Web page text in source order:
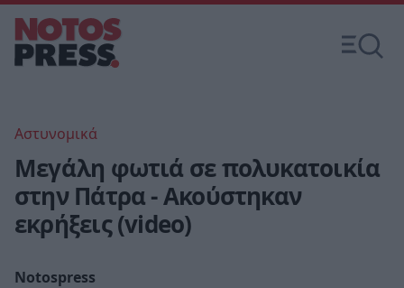
Αστυνομικά
Μεγάλη φωτιά σε πολυκατοικία
στην Πάτρα - Ακούστηκαν
εκρήξεις (video)
Notospress